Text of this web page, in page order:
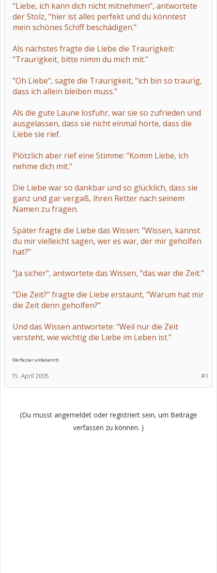
"Liebe, ich kann dich nicht mitnehmen", antwortete
der Stolz, "hier ist alles perfekt und du könntest
mein schönes Schiff beschädigen."
Als nächstes fragte die Liebe die Traurigkeit:
"Traurigkeit, bitte nimm du mich mit."
"Oh Liebe", sagte die Traurigkeit, "ich bin so traurig,
dass ich allein bleiben muss."
Als die gute Laune losfuhr, war sie so zufrieden und
ausgelassen, dass sie nicht einmal hörte, dass die
Liebe sie rief.
Plötzlich aber rief eine Stimme: "Komm Liebe, ich
nehme dich mit."
Die Liebe war so dankbar und so glücklich, dass sie
ganz und gar vergaß, ihren Retter nach seinem
Namen zu fragen.
Später fragte die Liebe das Wissen: "Wissen, kannst
du mir vielleicht sagen, wer es war, der mir geholfen
hat?"
"Ja sicher", antwortete das Wissen, "das war die Zeit."
"Die Zeit?" fragte die Liebe erstaunt, "Warum hat mir
die Zeit denn geholfen?"
Und das Wissen antwortete: "Weil nur die Zeit
versteht, wie wichtig die Liebe im Leben ist."
(Verfasser unbekannt)
#1
15. April 2005
(Du musst angemeldet oder registriert sein, um Beiträge
verfassen zu können. )